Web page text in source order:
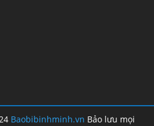
Baobibinhminh.vn Bảo lưu mọi